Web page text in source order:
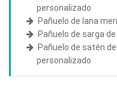
personalizado
Pañuelo de lana
Pañuelo de sarga
Pañuelo de satén
personalizado